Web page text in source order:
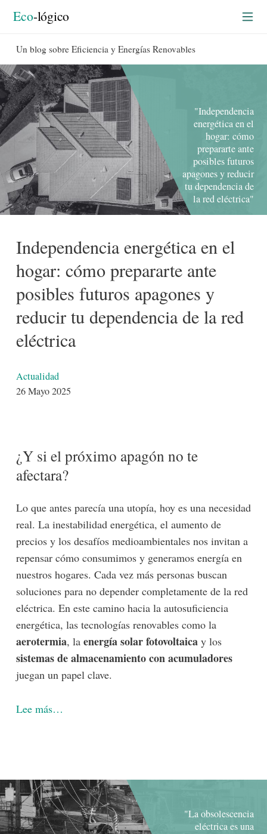
Eco-lógico
Un blog sobre Eficiencia y Energías Renovables
"Independencia
energética en el
hogar: cómo
prepararte ante
posibles futuros
apagones y reducir
tu dependencia de
la red eléctrica"
Independencia energética en el
hogar: cómo prepararte ante
posibles futuros apagones y
reducir tu dependencia de la red
eléctrica
DetallesActualidad
26 Mayo 2025
¿Y si el próximo apagón no te
afectara?
Lo que antes parecía una utopía, hoy es una necesidad
real. La inestabilidad energética, el aumento de
precios y los desafíos medioambientales nos invitan a
repensar cómo consumimos y generamos energía en
nuestros hogares. Cada vez más personas buscan
soluciones para no depender completamente de la red
eléctrica. En este camino hacia la autosuficiencia
energética, las tecnologías renovables como la
aerotermia, la energía solar fotovoltaicay los
sistemas de almacenamiento con acumuladores
juegan un papel clave.
Lee más…
"La obsolescencia
eléctrica es una